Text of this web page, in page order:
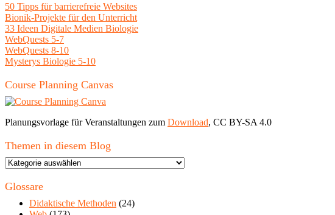
50 Tipps für barrierefreie Websites
Bionik-Projekte für den Unterricht
33 Ideen Digitale Medien Biologie
WebQuests 5-7
WebQuests 8-10
Mysterys Biologie 5-10
Course Planning Canvas
Planungsvorlage für Veranstaltungen zum Download, CC BY-SA 4.0
Themen in diesem Blog
Themen
diesem
Glossare
Didaktische Methoden (24)